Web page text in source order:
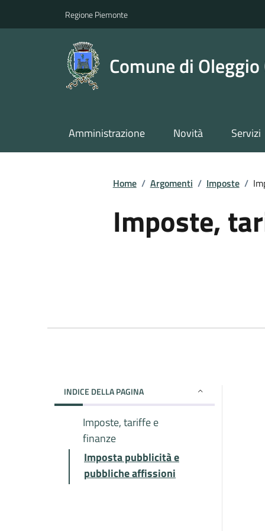
Regione Piemonte
Comune di
Amministrazione Novità Servizi
Home / Argomenti / Imposte /
Imposte,
INDICE DELLA PAGINA
Imposte, tariffe e
finanze
Imposta pubblicità e
pubbliche affissioni